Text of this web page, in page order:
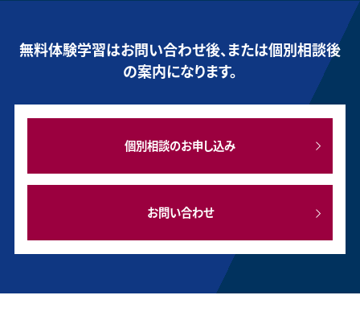
無料体験学習はお問い合わせ後、または個別相談後
の案内になります。
個別相談のお申し込み
お問い合わせ